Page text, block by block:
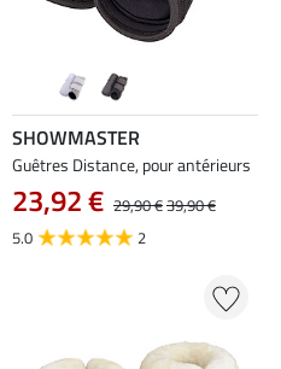
SHOWMASTER
Guêtres Distance, pour antérieurs
23,92 € 29,90 €39,90 €
5.0
2